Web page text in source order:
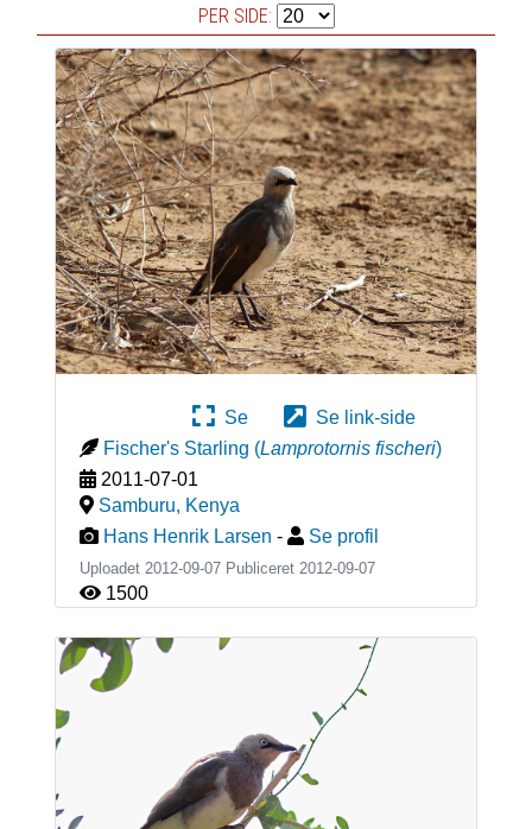
PER SIDE:
Se
Se link-side
Fischer's Starling (Lamprotornis fischeri)
2011-07-01
Samburu, Kenya
Hans Henrik Larsen - Se profil
Uploadet 2012-09-07 Publiceret 2012-09-07
1500